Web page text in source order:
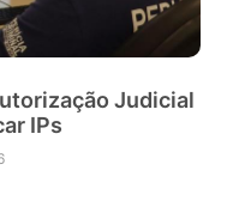
Judicial
IPs